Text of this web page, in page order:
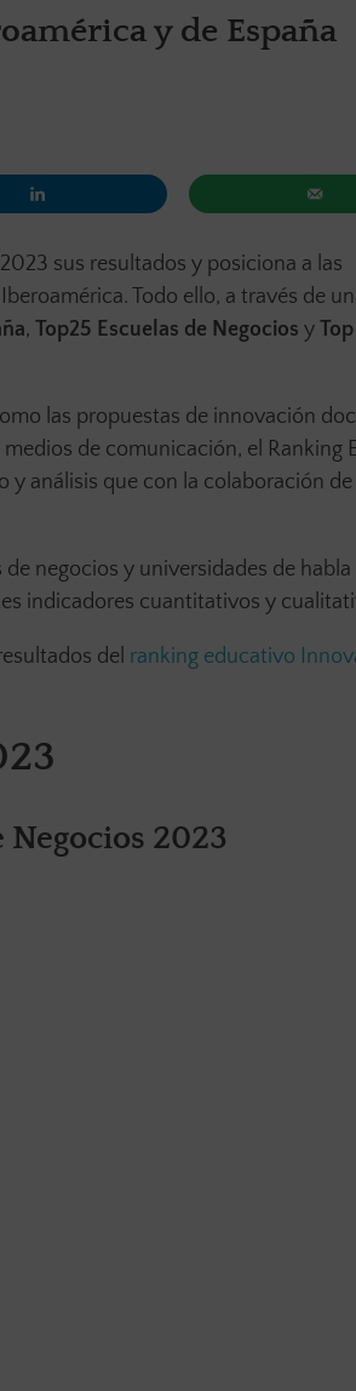
y de España
sus resultados y posiciona a las
Todo ello, a través de
, Top25 Escuelas de Negocios y
las propuestas de innovación
de comunicación, el Ranking
y análisis que con la colaboración
negocios y universidades de
indicadores cuantitativos y
del ranking educativo
2023